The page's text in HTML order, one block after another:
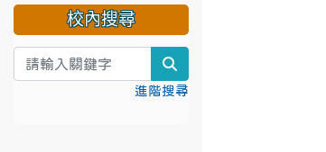
校內搜尋
進階搜尋